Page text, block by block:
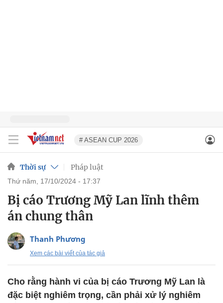
# ASEAN CUP 2026
Thời sự Pháp luật
thứ năm, 17/10/2024 - 17:37
Bị cáo Trương Mỹ Lan lĩnh thêm
án chung thân
Thanh Phương
Xem các bài viết của tác giả
Cho rằng hành vi của bị cáo Trương Mỹ Lan là
đặc biệt nghiêm trọng, cần phải xử lý nghiêm